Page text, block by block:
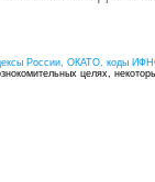
России, ОКАТО, коды
целях,